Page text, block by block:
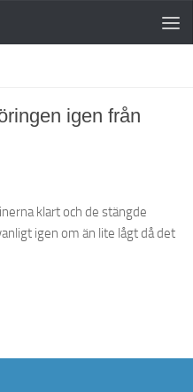
igen från
klart och de stängde
igen om än lite lågt då det